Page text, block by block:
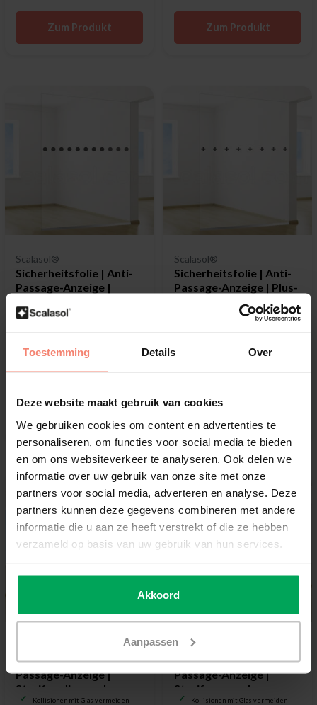
Toestemming Details Over
Deze website maakt gebruik van cookies
We gebruiken cookies om content en advertenties te
personaliseren, om functies voor social media te bieden
en om ons websiteverkeer te analyseren. Ook delen we
informatie over uw gebruik van onze site met onze
partners voor social media, adverteren en analyse. Deze
partners kunnen deze gegevens combineren met andere
informatie die u aan ze heeft verstrekt of die ze hebben
verzameld op basis van uw gebruik van hun services.
Akkoord
Aanpassen
Zum Produkt Zum Produkt
Scalasol®
Sicherheitsfolie | Anti-
Passage-Anzeige |
Kollisionen mit Glas vermeiden
Scalasol®
Sicherheitsfolie | Anti-
Passage-Anzeige | Plus-
Einzelmuster
Kollisionen mit Glas vermeiden
Sicherheitsfolie | Anti-
Passage-Anzeige |
Streifen diagonal
Kollisionen mit Glas vermeiden
Scalasol®
Sicherheitsfolie | Anti-
Passage-Anzeige |
Streifen gerade
Kollisionen mit Glas vermeiden